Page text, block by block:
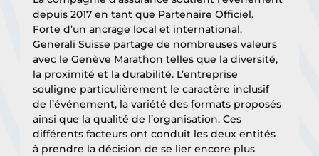
depuis 2017 en tant que Partenaire Officiel.
Forte d’un ancrage local et international,
Generali Suisse partage de nombreuses valeurs
avec le Genève Marathon telles que la diversité,
la proximité et la durabilité. L’entreprise
souligne particulièrement le caractère inclusif
de l’événement, la variété des formats proposés
ainsi que la qualité de l’organisation. Ces
différents facteurs ont conduit les deux entités
à prendre la décision de se lier encore plus